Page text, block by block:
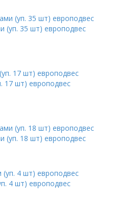
(уп. 35 шт) европодвес
17 шт) европодвес
(уп. 18 шт) европодвес
4 шт) европодвес